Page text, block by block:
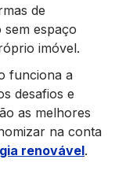
de
sem espaço
imóvel.
funciona a
desafios e
as melhores
na conta
renovável.